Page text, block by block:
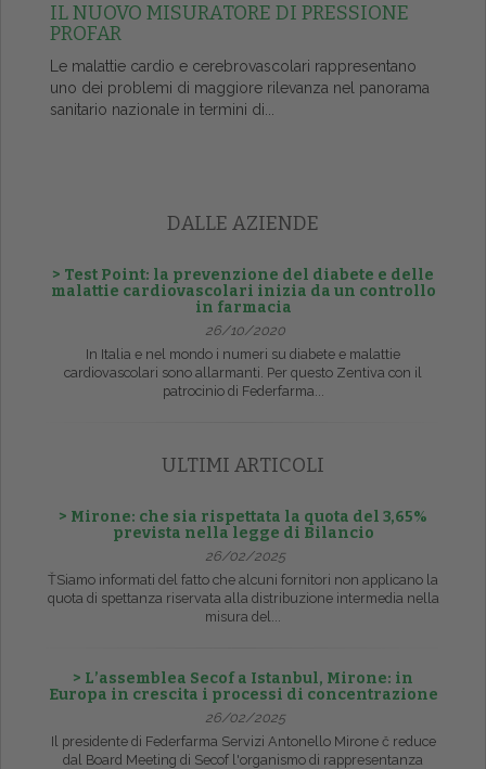
IL NUOVO MISURATORE DI PRESSIONE
PROFAR
Le malattie cardio e cerebrovascolari rappresentano
uno dei problemi di maggiore rilevanza nel panorama
sanitario nazionale in termini di...
DALLE AZIENDE
> Test Point: la prevenzione del diabete e delle
malattie cardiovascolari inizia da un controllo
in farmacia
26/10/2020
In Italia e nel mondo i numeri su diabete e malattie
cardiovascolari sono allarmanti. Per questo Zentiva con il
patrocinio di Federfarma...
ULTIMI ARTICOLI
> Mirone: che sia rispettata la quota del 3,65%
prevista nella legge di Bilancio
26/02/2025
ŤSiamo informati del fatto che alcuni fornitori non applicano la
quota di spettanza riservata alla distribuzione intermedia nella
misura del...
> L’assemblea Secof a Istanbul, Mirone: in
Europa in crescita i processi di concentrazione
26/02/2025
Il presidente di Federfarma Servizi Antonello Mirone č reduce
dal Board Meeting di Secof l'organismo di rappresentanza